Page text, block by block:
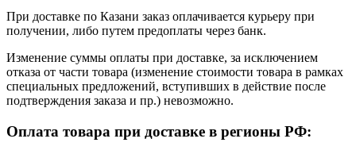
При доставке по Казани заказ оплачивается курьеру при
получении, либо путем предоплаты через банк.
Изменение суммы оплаты при доставке, за исключением
отказа от части товара (изменение стоимости товара в рамках
специальных предложений, вступивших в действие после
подтверждения заказа и пр.) невозможно.
Оплата товара при доставке в регионы РФ: